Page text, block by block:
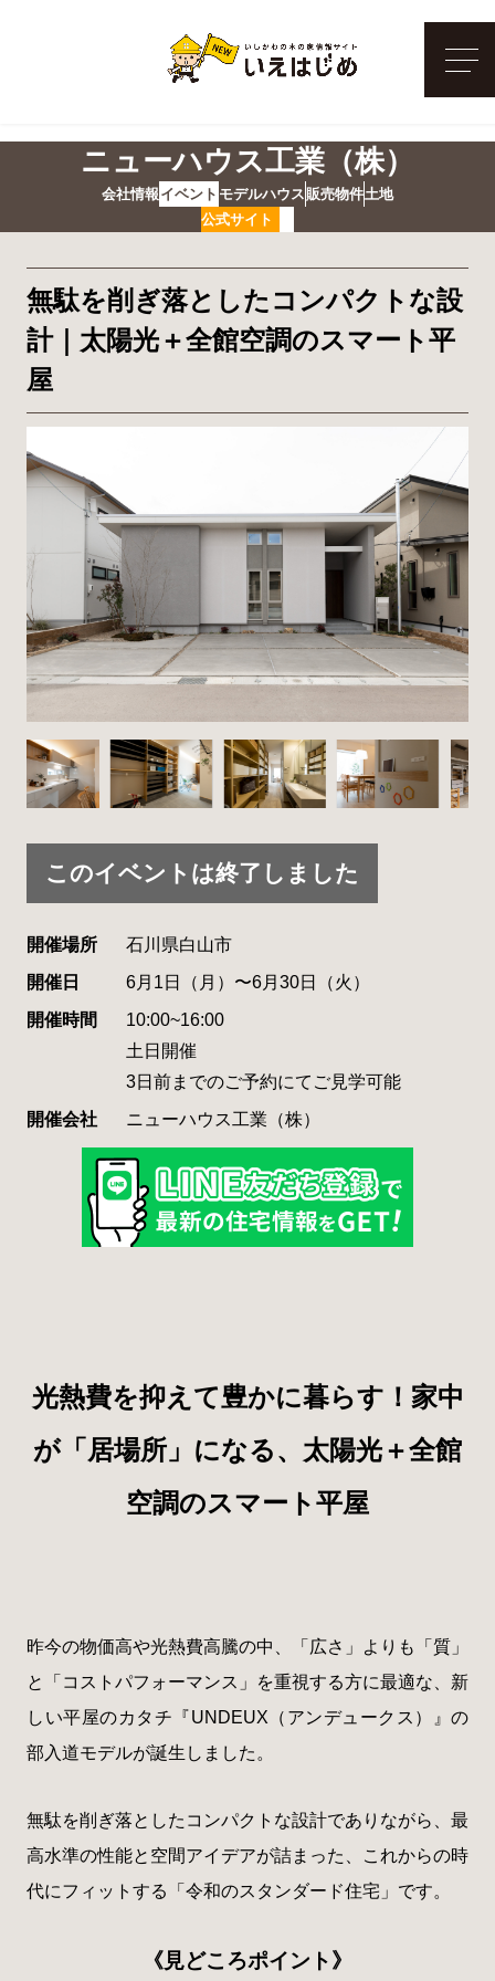
メ
ニューハウス工業（株）
会社情報 イベント モデルハウス販売物件土地
公式サイト
無駄を削ぎ落としたコンパクトな設
計｜太陽光＋全館空調のスマート平
屋
このイベントは終了しました
開催場所
石川県白山市
開催日
6月1日（月）〜6月30日（火）
開催時間
10:00~16:00
土日開催
3日前までのご予約にてご見学可能
開催会社
ニューハウス工業（株）
光熱費を抑えて豊かに暮らす！家中
が「居場所」になる、太陽光＋全館
空調のスマート平屋
昨今の物価高や光熱費高騰の中、「広さ」よりも「質」
と「コストパフォーマンス」を重視する方に最適な、新
しい平屋のカタチ『UNDEUX（アンデュークス）』の
部入道モデルが誕生しました。
無駄を削ぎ落としたコンパクトな設計でありながら、最
高水準の性能と空間アイデアが詰まった、これからの時
代にフィットする「令和のスタンダード住宅」です。
《見どころポイント》